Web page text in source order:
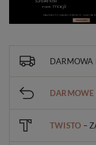
DARMOWA
DARMOWE
TWISTO –